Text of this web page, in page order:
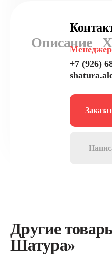
Описание
Менеджер
+7 (926)
Другие
Шатура»